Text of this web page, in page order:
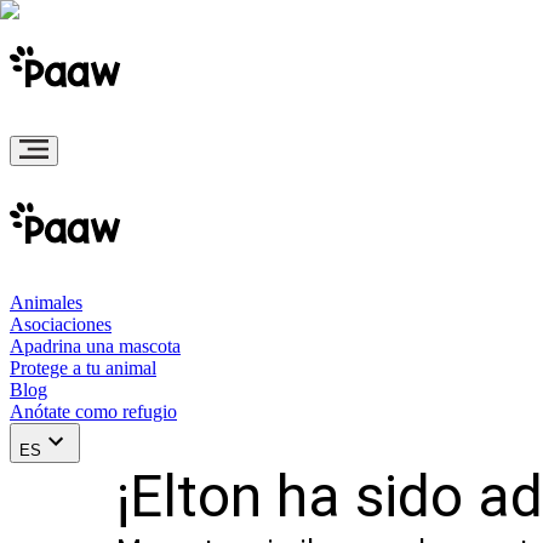
Animales
Asociaciones
Apadrina una mascota
Protege a tu animal
Blog
Anótate como refugio
ES
¡Elton ha sido